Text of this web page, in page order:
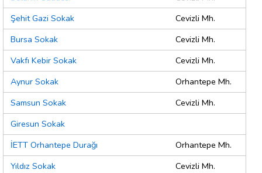
Şehit Gazi Sokak
Cevizli Mh.
Bursa Sokak
Cevizli Mh.
Vakfı Kebir Sokak
Cevizli Mh.
Aynur Sokak
Orhantepe Mh.
Samsun Sokak
Cevizli Mh.
Giresun Sokak
İETT Orhantepe Durağı
Orhantepe Mh.
Yıldız Sokak
Cevizli Mh.